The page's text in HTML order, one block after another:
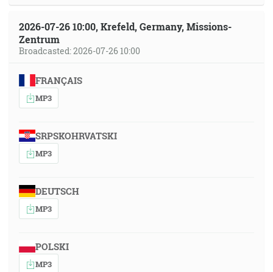
2026-07-26 10:00, Krefeld, Germany, Missions-
Zentrum
Broadcasted: 2026-07-26 10:00
FRANÇAIS
MP3
SRPSKOHRVATSKI
MP3
DEUTSCH
MP3
POLSKI
MP3